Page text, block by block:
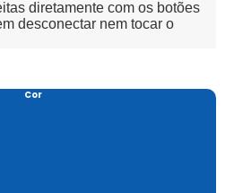
diretamente com os botões
desconectar nem tocar o
Cor